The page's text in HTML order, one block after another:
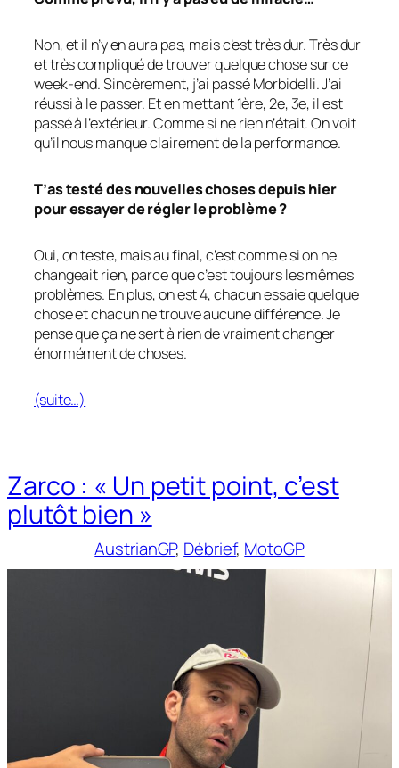
Non, et il n’y en aura pas, mais c’est très dur. Très dur
et très compliqué de trouver quelque chose sur ce
week-end. Sincèrement, j’ai passé Morbidelli. J’ai
réussi à le passer. Et en mettant 1ère, 2e, 3e, il est
passé à l’extérieur. Comme si ne rien n’était. On voit
qu’il nous manque clairement de la performance.
T’as testé des nouvelles choses depuis hier
pour essayer de régler le problème ?
Oui, on teste, mais au final, c’est comme si on ne
changeait rien, parce que c’est toujours les mêmes
problèmes. En plus, on est 4, chacun essaie quelque
chose et chacun ne trouve aucune différence. Je
pense que ça ne sert à rien de vraiment changer
énormément de choses.
(suite…)
Zarco : « Un petit point, c’est
plutôt bien »
AustrianGP, Débrief, MotoGP